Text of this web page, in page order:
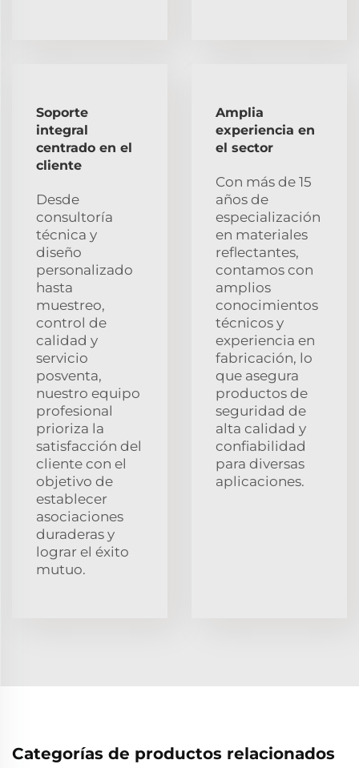
Soporte
integral
centrado en el
cliente
Desde
consultoría
técnica y
diseño
personalizado
hasta
muestreo,
control de
calidad y
servicio
posventa,
nuestro equipo
profesional
prioriza la
satisfacción del
cliente con el
objetivo de
establecer
asociaciones
duraderas y
lograr el éxito
mutuo.
Amplia
experiencia en
el sector
Con más de 15
años de
especialización
en materiales
reflectantes,
contamos con
amplios
conocimientos
técnicos y
experiencia en
fabricación, lo
que asegura
productos de
seguridad de
alta calidad y
confiabilidad
para diversas
aplicaciones.
Categorías de productos relacionados